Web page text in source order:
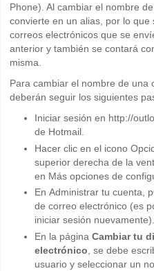
Phone). Al cambiar el nombre
convierte en un alias, por lo
correos electrónicos que se
anterior y también se contará
misma.
Para cambiar el nombre de una
deberán seguir los siguientes
Iniciar sesión en http://
de Hotmail.
Hacer clic en el icono
superior derecha de la
en Más opciones de
En Administrar tu cuenta,
de correo electrónico (es
iniciar sesión nuevamente).
En la página Cambiar tu
electrónico , se debe
usuario y seleccionar un